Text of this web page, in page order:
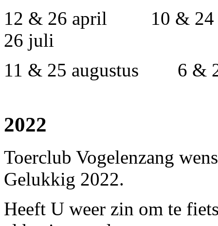
12 & 26 april 10 &
26 juli
11 & 25 augustus 6 &
2022
Toerclub Vogelenzang
Gelukkig 2022.
Heeft U weer zin om te